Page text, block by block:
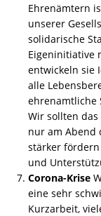
Ehrenämtern
unserer
solidarische
Eigeninitiative
entwickeln sie
alle
ehrenamtliche
Wir sollten
nur am Abend
stärker
und
Corona-Krise
eine sehr
Kurzarbeit,